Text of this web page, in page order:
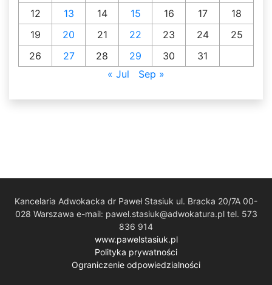
12
13 14 15 16 17
18
19
20 21 22 23 24
25
26
27 28 29 30
31
« Jul
Sep »
Kancelaria Adwokacka dr Paweł Stasiuk ul. Bracka 20/7A 00-
028 Warszawa e-mail: pawel.stasiuk@adwokatura.pl tel. 573
836 914
www.pawelstasiuk.pl
Polityka prywatności
Ograniczenie odpowiedzialności